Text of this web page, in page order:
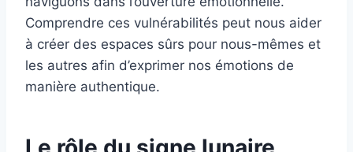
Comprendre ces vulnérabilités peut nous aider
à créer des espaces sûrs pour nous-mêmes et
les autres afin d’exprimer nos émotions de
manière authentique.